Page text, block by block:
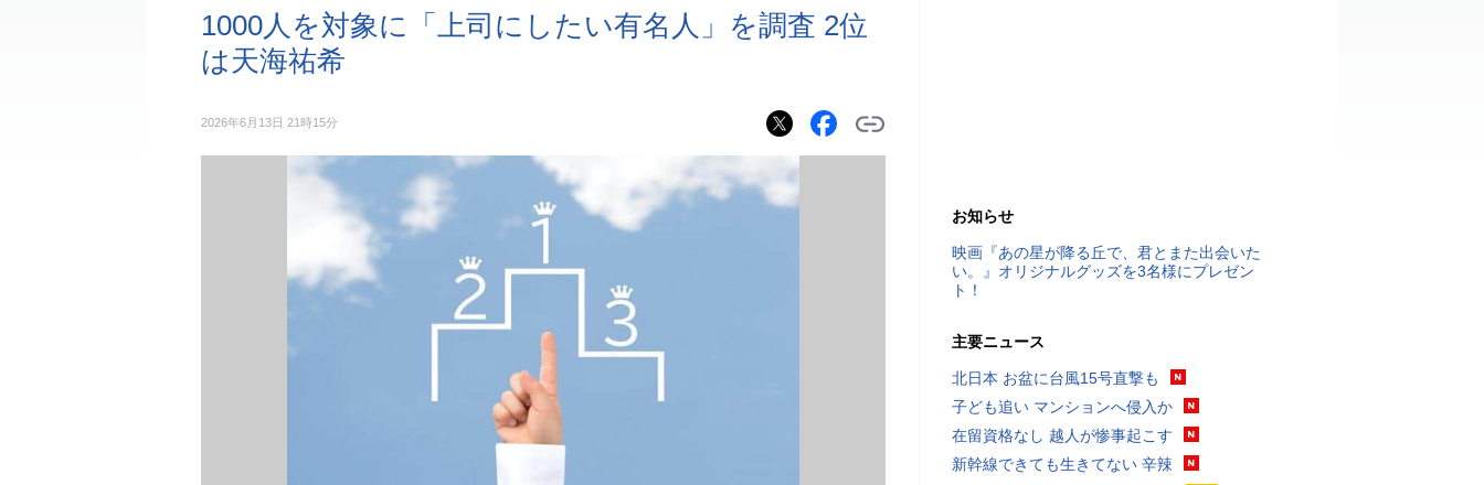
1000人を対象に「上司にしたい有名人」を調査 2位
は天海祐希
2026年6月13日 21時15分
お知らせ
映画『あの星が降る丘で、君とまた出会いた
い。』オリジナルグッズを3名様にプレゼン
ト！
主要ニュース
北日本 お盆に台風15号直撃も
子ども追い マンションへ侵入か
在留資格なし 越人が惨事起こす
新幹線できても生きてない 辛辣